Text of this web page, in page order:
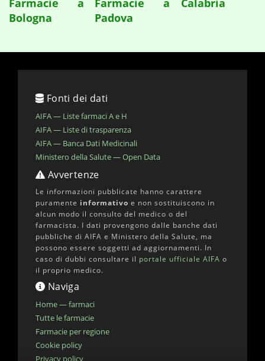
Farmacie a
Bologna
Farmacie a
Padova
Calabria
Fonti dei dati
AIFA — Liste farmaci A e H
AIFA — Liste di trasparenza
AIFA — Banca Dati Medicinali
Ministero della Salute — Open Data
Avvertenze
Le informazioni pubblicate hanno carattere
puramente informativo e non sostituiscono in
alcun modo il consulto del medico o del
farmacista. I dati provengono dalle banche dati
pubbliche di AIFA e Ministero della Salute, ma
possono essere soggetti ad aggiornamenti. In
caso di dubbi consultare il portale ufficiale AIFA o
il proprio medico.
Naviga
Home — farmaci
Tutte le farmacie
Farmacie per regione
Cookie policy
Privacy policy